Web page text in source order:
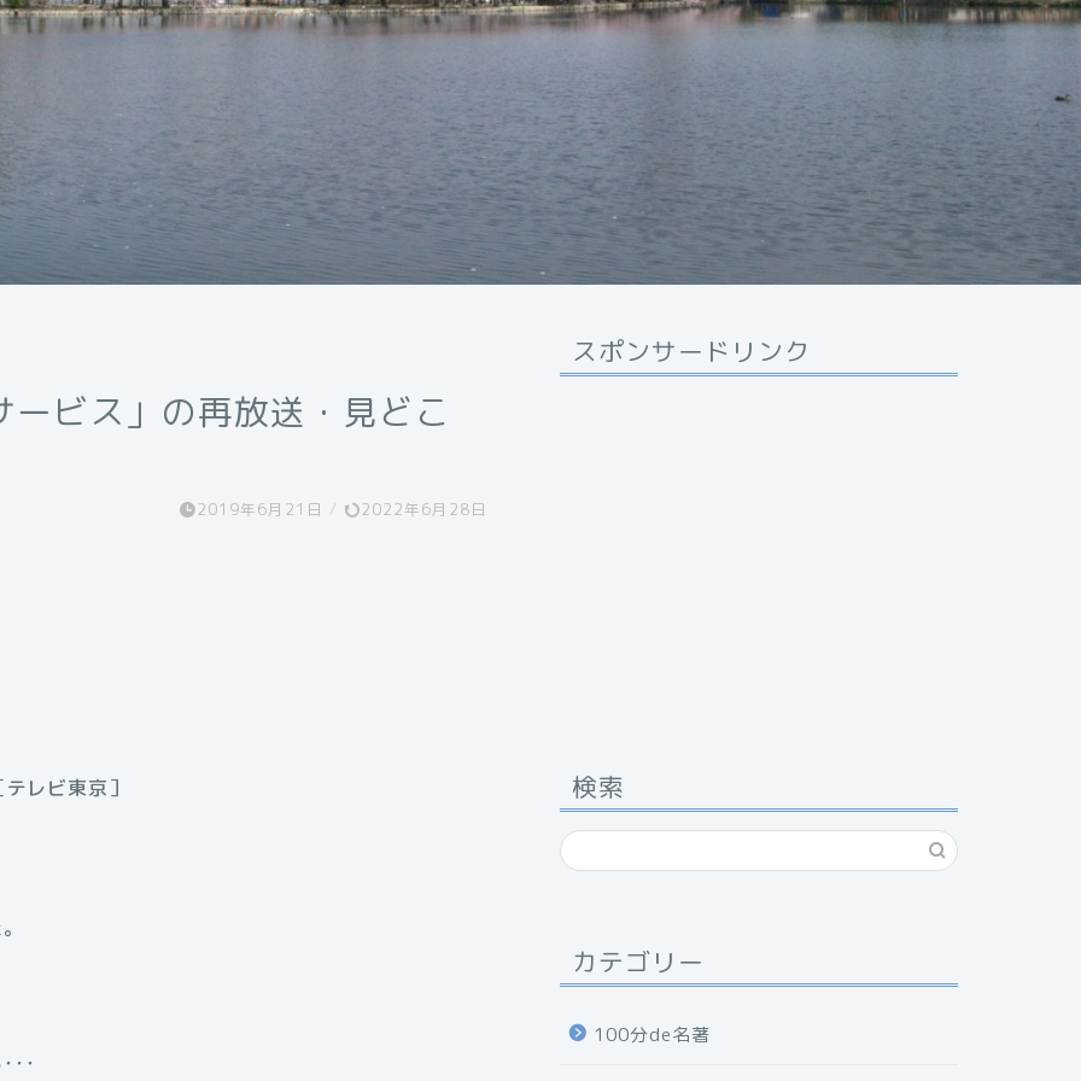
ビス」の再放送・見どこ
2019年6月21日 / 2022年6月28日
レビ東京］
･･
スポンサードリンク
検索
カテゴリー
100分de名著